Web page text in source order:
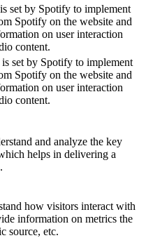
set by Spotify to implement
Spotify on the website and
on user interaction
content.
set by Spotify to implement
Spotify on the website and
on user interaction
content.
and analyze the key
helps in delivering a
how visitors interact with
information on metrics the
source, etc.